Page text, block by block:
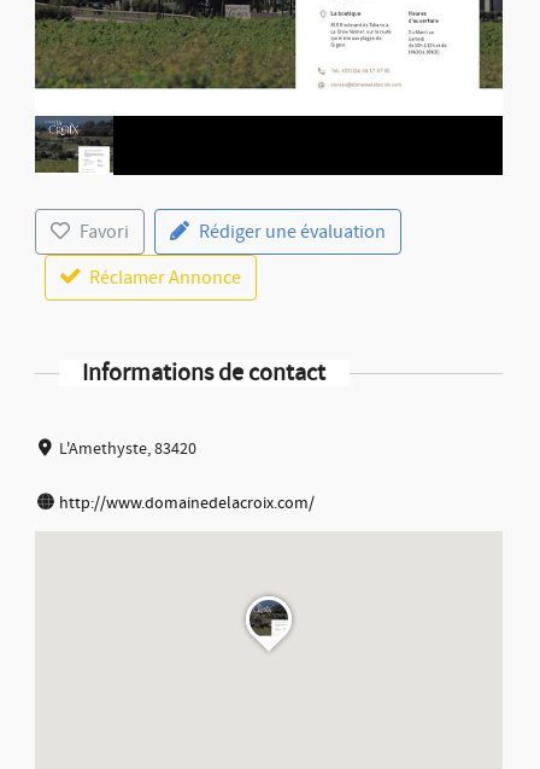
Favori
Rédiger une évaluation
Réclamer Annonce
Informations de contact
L'Amethyste, 83420
http://www.domainedelacroix.com/